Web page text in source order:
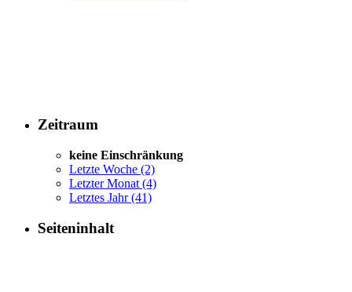
Zeitraum
keine Einschränkung
Letzte Woche (2)
Letzter Monat (4)
Letztes Jahr(41)
Seiteninhalt